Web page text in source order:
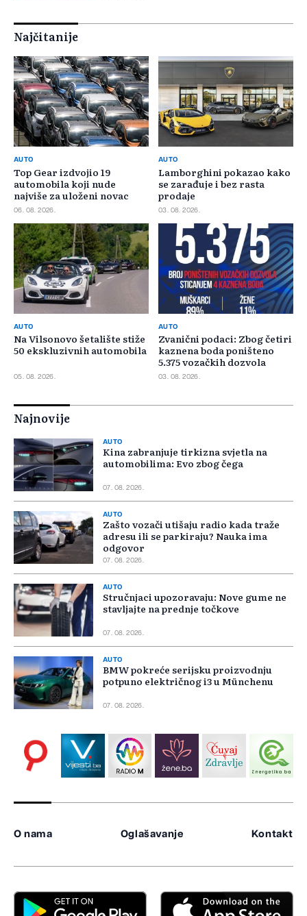
Najčitanije
AUTO
Top Gear izdvojio 19
automobila koji nude
najviše za uloženi novac
06. 08. 2026.
AUTO
Lamborghini pokazao kako
se zarađuje i bez rasta
prodaje
03. 08. 2026.
AUTO
Na Vilsonovo šetalište stiže
50 ekskluzivnih automobila
05. 08. 2026.
AUTO
Zvanični podaci: Zbog četiri
kaznena boda poništeno
5.375 vozačkih dozvola
03. 08. 2026.
Najnovije
AUTO
Kina zabranjuje tirkizna svjetla na
automobilima: Evo zbog čega
07. 08. 2026.
AUTO
Zašto vozači utišaju radio kada traže
adresu ili se parkiraju? Nauka ima
odgovor
07. 08. 2026.
AUTO
Stručnjaci upozoravaju: Nove gume ne
stavljajte na prednje točkove
07. 08. 2026.
AUTO
BMW pokreće serijsku proizvodnju
potpuno električnog i3 u Münchenu
07. 08. 2026.
O nama Oglašavanje Kontakt